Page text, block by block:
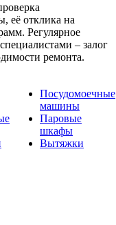
её отклика на
Регулярное
– залог
ремонта.
Посудомоечные
машины
Паровые
шкафы
Вытяжки